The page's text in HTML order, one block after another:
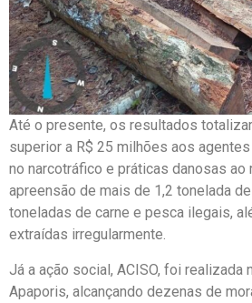
Até o presente, os resultados
superior a R$ 25 milhões aos
no narcotráfico e práticas danosas ao
apreensão de mais de 1,2 tonelada
toneladas de carne e pesca ilegais,
extraídas irregularmente.
Já a ação social, ACISO, foi realizada
Apaporis, alcançando dezenas de